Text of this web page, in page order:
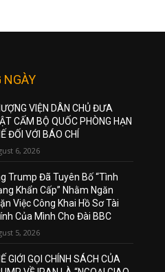
NGÀY
VIỆN DÂN CHỦ ĐƯA
CẤM BỘ QUỐC PHÒNG HẠN
ĐỐI VỚI BÁO CHÍ
6, 2026
Trump Đã Tuyên Bố “Tình
Khẩn Cấp” Nhằm Ngăn
Việc Công Khai Hồ Sơ Tài
Của Mình Cho Đài BBC
5, 2026
GIỚI GỌI CHÍNH SÁCH CỦA